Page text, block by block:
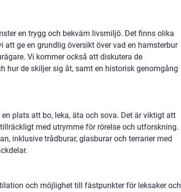
en trygg och bekväm livsmiljö. Det finns olika
ge en grundlig översikt över vad en hamsterbur
Vi kommer också att diskutera de
hur de skiljer sig åt, samt en historisk genomgång
plats att bo, leka, äta och sova. Det är viktigt att
med utrymme för rörelse och utforskning.
inklusive trådburar, glasburar och terrarier med
och möjlighet till fästpunkter för leksaker och